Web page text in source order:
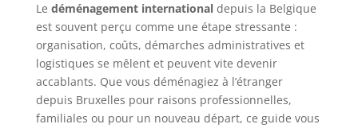
Le déménagement internationaldepuis la Belgique
est souvent perçu comme une étape stressante :
organisation, coûts, démarches administratives et
logistiques se mêlent et peuvent vite devenir
accablants. Que vous déménagiez à l’étranger
depuis Bruxelles pour raisons professionnelles,
familiales ou pour un nouveau départ, ce guide vous